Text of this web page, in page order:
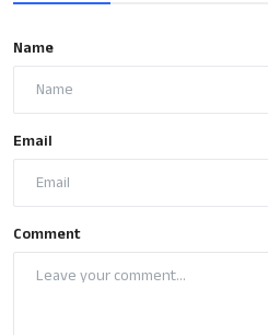
Name
Email
Comment